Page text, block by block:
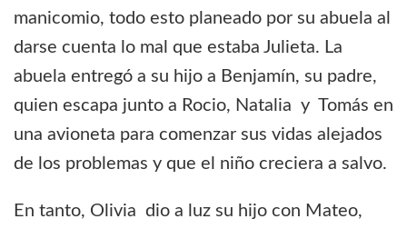
manicomio, todo esto planeado por su abuela al
darse cuenta lo mal que estaba Julieta. La
abuela entregó a su hijo a Benjamín, su padre,
quien escapa junto a Rocio, Natalia y Tomás en
una avioneta para comenzar sus vidas alejados
de los problemas y que el niño creciera a salvo.
En tanto, Olivia dio a luz su hijo con Mateo,